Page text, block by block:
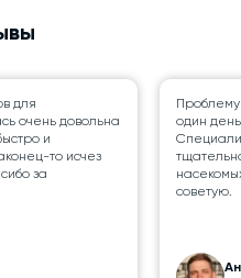
для
очень довольна
и
то исчез
за
один
советую.